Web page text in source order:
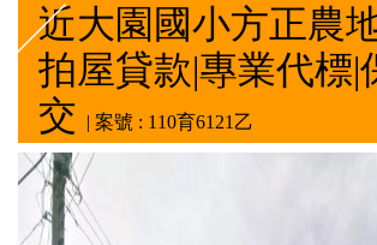
近大園國小方正農
拍屋貸款|專業代標|
交 | 案號 : 110育6121乙